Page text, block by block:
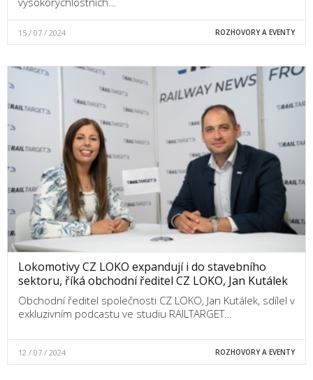
15 / 07 / 2024 ROZHOVORY A EVENTY
Lokomotivy CZ LOKO expandují i do stavebního
sektoru, říká obchodní ředitel CZ LOKO, Jan Kutálek
Obchodní ředitel společnosti CZ LOKO, Jan Kutálek, sdílel v
exkluzivním podcastu ve studiu RAILTARGET…
12 / 07 / 2024 ROZHOVORY A EVENTY